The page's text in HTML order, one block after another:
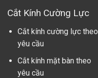
Cắt Kính Cường Lực
Cắt kính cường lực theo
yêu cầu
Cắt kính mặt bàn theo
yêu cầu